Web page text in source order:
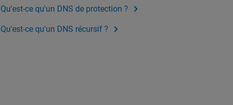
Qu'est-ce qu'un DNS de protection ?
Qu'est-ce qu'un DNS récursif ?